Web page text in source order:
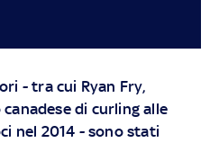
- tra cui Ryan Fry,
di curling alle
nel 2014 - sono stati